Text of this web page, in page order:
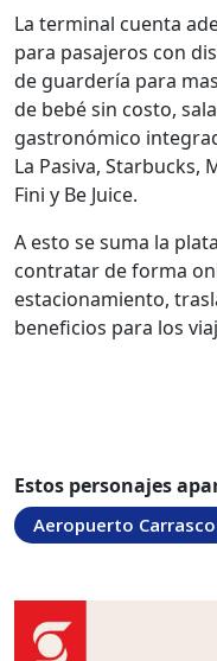
La terminal cuenta
para pasajeros con
de guardería para
de bebé sin costo,
gastronómico
La Pasiva, Starbucks,
Fini y Be Juice.
A esto se suma la
contratar de forma
estacionamiento,
beneficios para los
Estos personajes
Aeropuerto Carrasco